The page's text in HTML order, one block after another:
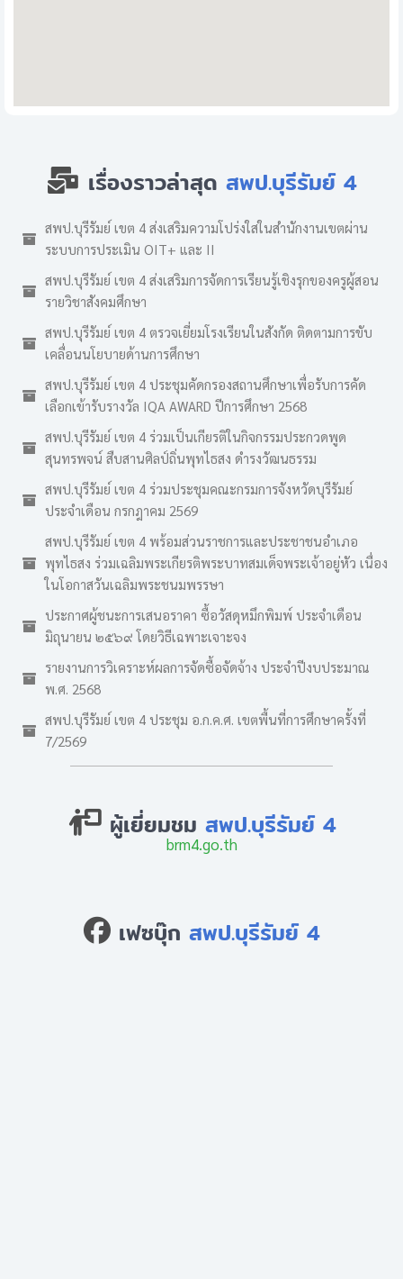
เรื่องราวล่าสุด สพป.บุรีรัมย์ 4
สพป.บุรีรัมย์ เขต 4 ส่งเสริมความโปร่งใสในสำนักงานเขตผ่าน
ระบบการประเมิน OIT+ และ II
สพป.บุรีรัมย์ เขต 4 ส่งเสริมการจัดการเรียนรู้เชิงรุกของครูผู้สอน
รายวิชาสังคมศึกษา
สพป.บุรีรัมย์ เขต 4 ตรวจเยี่ยมโรงเรียนในสังกัด ติดตามการขับ
เคลื่อนนโยบายด้านการศึกษา
สพป.บุรีรัมย์ เขต 4 ประชุมคัดกรองสถานศึกษาเพื่อรับการคัด
เลือกเข้ารับรางวัล IQA AWARD ปีการศึกษา 2568
สพป.บุรีรัมย์ เขต 4 ร่วมเป็นเกียรติในกิจกรรมประกวดพูด
สุนทรพจน์ สืบสานศิลป์ถิ่นพุทไธสง ดำรงวัฒนธรรม
สพป.บุรีรัมย์ เขต 4 ร่วมประชุมคณะกรมการจังหวัดบุรีรัมย์
ประจำเดือน กรกฎาคม 2569
สพป.บุรีรัมย์ เขต 4 พร้อมส่วนราชการและประชาชนอำเภอ
พุทไธสง ร่วมเฉลิมพระเกียรติพระบาทสมเด็จพระเจ้าอยู่หัว เนื่อง
ในโอกาสวันเฉลิมพระชนมพรรษา
ประกาศผู้ชนะการเสนอราคา ซื้อวัสดุหมึกพิมพ์ ประจำเดือน
มิถุนายน ๒๕๖๙ โดยวิธีเฉพาะเจาะจง
รายงานการวิเคราะห์ผลการจัดซื้อจัดจ้าง ประจำปีงบประมาณ
พ.ศ. 2568
สพป.บุรีรัมย์ เขต 4 ประชุม อ.ก.ค.ศ. เขตพื้นที่การศึกษาครั้งที่
7/2569
ผู้เยี่ยมชม สพป.บุรีรัมย์ 4
brm4.go.th
เฟซบุ๊ก สพป.บุรีรัมย์ 4